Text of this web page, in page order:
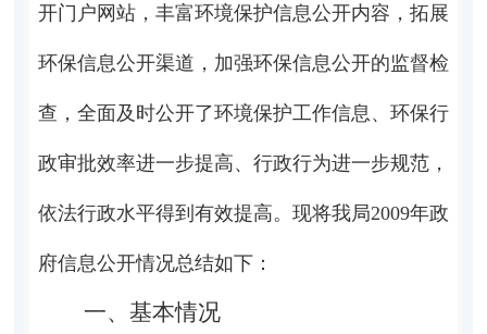
开门户网站，丰富环境保护信息公开内容，拓展
环保信息公开渠道，加强环保信息公开的监督检
查，全面及时公开了环境保护工作信息、环保行
政审批效率进一步提高、行政行为进一步规范，
依法行政水平得到有效提高。现将我局2009年政
府信息公开情况总结如下：
一、基本情况